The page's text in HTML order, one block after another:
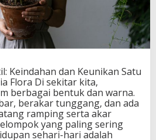
n
a
h
a
d
a
n
K
e
u
n
Keindahan dan Keunikan Satu
Flora Di sekitar kita,
berbagai bentuk dan warna.
berakar tunggang, dan ada
ramping serta akar
yang paling sering
sehari-hari adalah